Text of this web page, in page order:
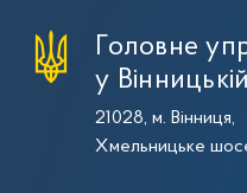
Головне
у
21028, м. Вінниця,
Хмельницьке